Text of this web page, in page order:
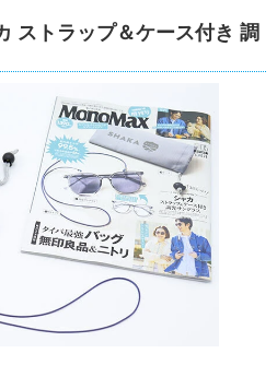
ストラップ＆ケース付き 調